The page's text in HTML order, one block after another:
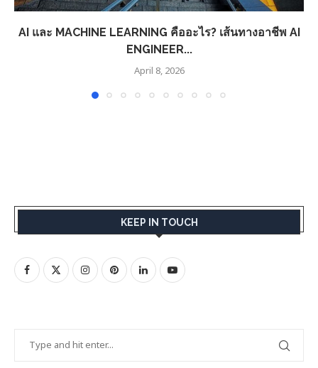
AI และ MACHINE LEARNING คืออะไร? เส้นทางอาชีพ AI
ENGINEER...
April 8, 2026
KEEP IN TOUCH